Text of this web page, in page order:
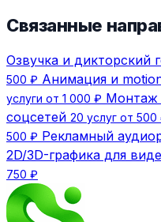
Связанные
Озвучка и дикторский
500 ₽ Анимация и
услуги от 1 000 ₽ Монтаж
соцсетей 20 услуг от 500
500 ₽ Рекламный
2D/3D-графика для
750 ₽